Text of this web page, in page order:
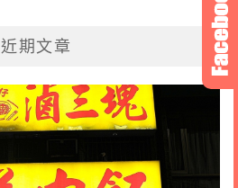
近期文章